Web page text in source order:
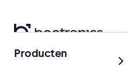
Outdoor
Producten